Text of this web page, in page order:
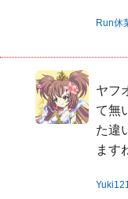
Run休
ヤフ
て無
た違
ます